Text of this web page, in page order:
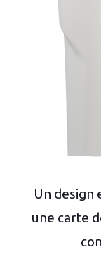
Un design
une carte